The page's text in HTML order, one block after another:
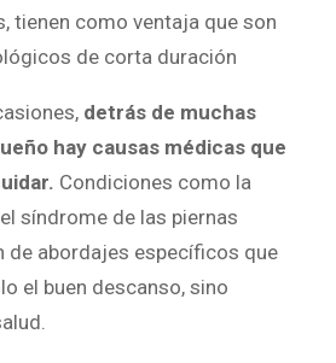
tienen como ventaja que son
de corta duración
detrás de muchas
hay causas médicas que
Condiciones como la
síndrome de las piernas
de abordajes específicos que
el buen descanso, sino